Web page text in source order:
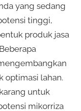
yang sedang
tinggi,
produk jasa
optimasi lahan.
untuk
mikorriza